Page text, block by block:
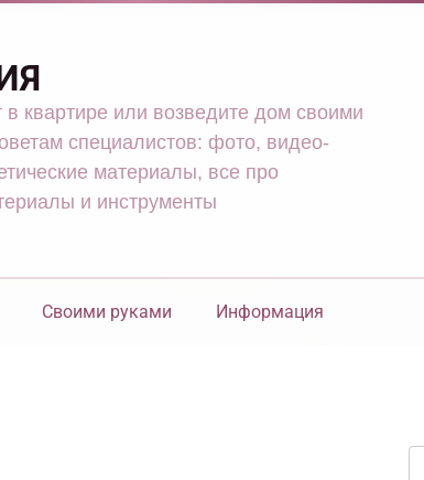
квартире или возведите дом своими
специалистов: фото, видео-
материалы, все про
и инструменты
Своими руками Информация